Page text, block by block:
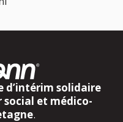
d’intérim solidaire
social et médico-
.